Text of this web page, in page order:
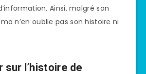
Ainsi, malgré son
n’en oublie pas son histoire ni
sur l’histoire de